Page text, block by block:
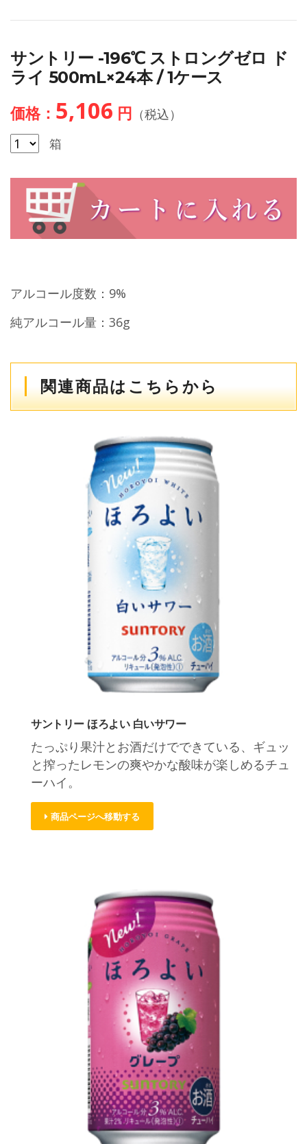
サントリー -196℃ ストロングゼロ ド
ライ 500mL×24本 / 1ケース
価格： 5,106 円 （税込）
箱
アルコール度数：9%
純アルコール量：36g
関連商品はこちらから
サントリー ほろよい 白いサワー
たっぷり果汁とお酒だけでできている、ギュッ
と搾ったレモンの爽やかな酸味が楽しめるチュ
ーハイ。
商品ページへ移動する